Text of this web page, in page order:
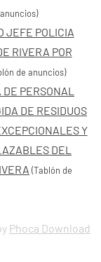
JEFE POLICIA
RIVERA POR
de anuncios)
PERSONAL
DE RESIDUOS
Y
DEL
(Tablón de
Phoca Download